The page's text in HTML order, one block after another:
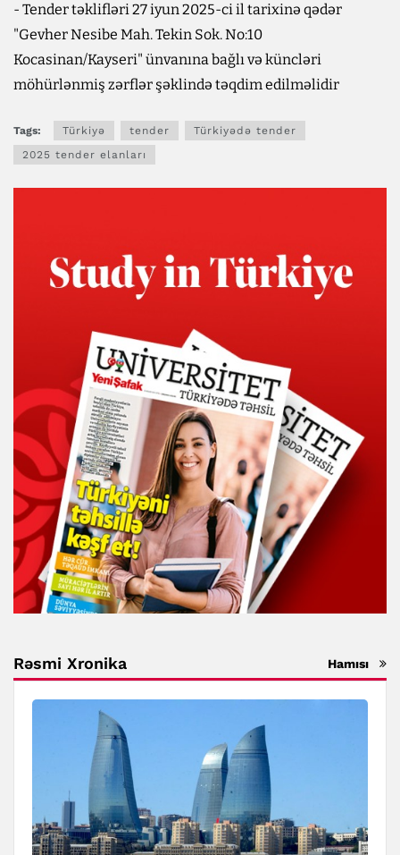
- Tender təklifləri 27 iyun 2025-ci il tarixinə qədər
"Gevher Nesibe Mah. Tekin Sok. No:10
Kocasinan/Kayseri" ünvanına bağlı və küncləri
möhürlənmiş zərflər şəklində təqdim edilməlidir
Tags: Türkiyə tender
Türkiyədə tender
2025 tender elanları
Rəsmi Xronika Hamısı